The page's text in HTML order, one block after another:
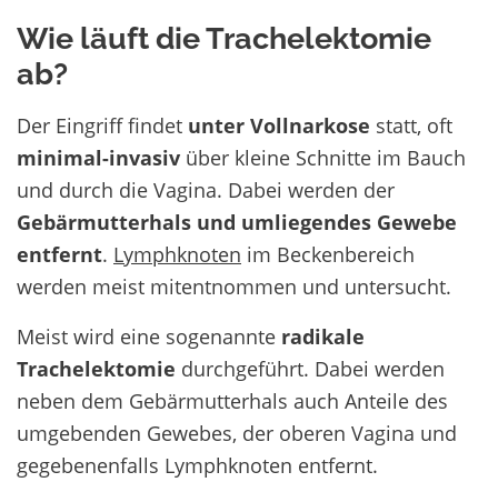
Wie läuft die Trachelektomie
ab?
Der Eingriff findet unter Vollnarkose statt, oft
minimal-invasiv über kleine Schnitte im Bauch
und durch die Vagina. Dabei werden der
Gebärmutterhals und umliegendes Gewebe
entfernt. Lymphknoten im Beckenbereich
werden meist mitentnommen und untersucht.
Meist wird eine sogenannte radikale
Trachelektomie durchgeführt. Dabei werden
neben dem Gebärmutterhals auch Anteile des
umgebenden Gewebes, der oberen Vagina und
gegebenenfalls Lymphknoten entfernt.